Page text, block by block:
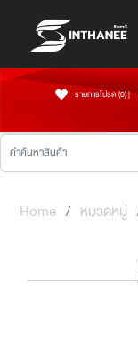
รายการโปรด (0)|
Home หมวดหมู่